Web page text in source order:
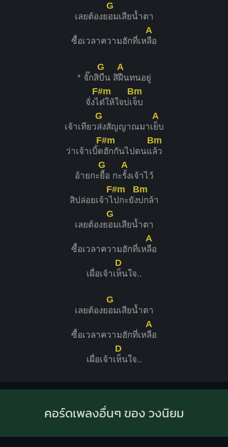
เลยต้องย
G
อมเสียน้ำตา
ซื้อเวลาความฮักที่เห
A
ลือ
* จั๊กสิ
G
บืน สิ
A
ฝืนทนอยู่
จั่งไ
F#m
ด๋ให้ใจบ่เ
Bm
จ็บ
เจ้าเทียว
G
ส่งสัญญาณมาเ
A
ย็บ
ว่าเจ้าเบิ้ด
F#m
ฮักกันไปดนแ
Bm
ล้ว
อ้ายกะ
G
ยื้อ กะ
A
รั้งเจ้าไว้
สิปล่อยเจ้าไ
F#m
ปกะยัง
Bm
บ่กล้า
เลยต้องย
G
อมเสียน้ำตา
ซื้อเวลาความฮักที่เห
A
ลือ
เผื่อเจ้าเ
D
ห็นใจ..
เลยต้องย
G
อมเสียน้ำตา
ซื้อเวลาความฮักที่เห
A
ลือ
เผื่อเจ้าเ
D
ห็นใจ..
คอร์ดเพลงอื่นๆ ของ วงนิยม